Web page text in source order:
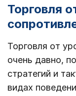
Торговля
Торговля от
очень давно,
стратегий и
видах